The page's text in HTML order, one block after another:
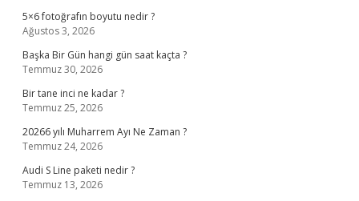
5×6 fotoğrafın boyutu nedir ?
Ağustos 3, 2026
Başka Bir Gün hangi gün saat kaçta ?
Temmuz 30, 2026
Bir tane inci ne kadar ?
Temmuz 25, 2026
20266 yılı Muharrem Ayı Ne Zaman ?
Temmuz 24, 2026
Audi S Line paketi nedir ?
Temmuz 13, 2026